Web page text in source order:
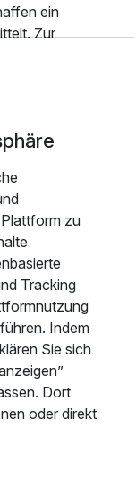
ein
Zur
Dank der
Lage
Hof
Luxus Hostel
hinter
für einen
empfiehlt
Kasseler
Hier stehen
ein stilvolles
Parks und
zu
Tracking
Indem
Sie sich
Dort
oder direkt